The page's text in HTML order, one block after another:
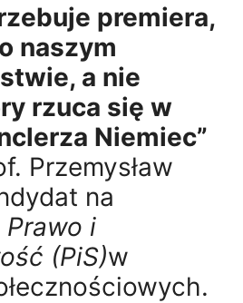
premiera,
naszym
a nie
rzuca się w
Niemiec”
Przemysław
na
Prawo i
(PiS)w